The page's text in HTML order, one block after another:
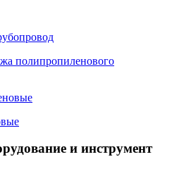
полипропиленового
и инструмент